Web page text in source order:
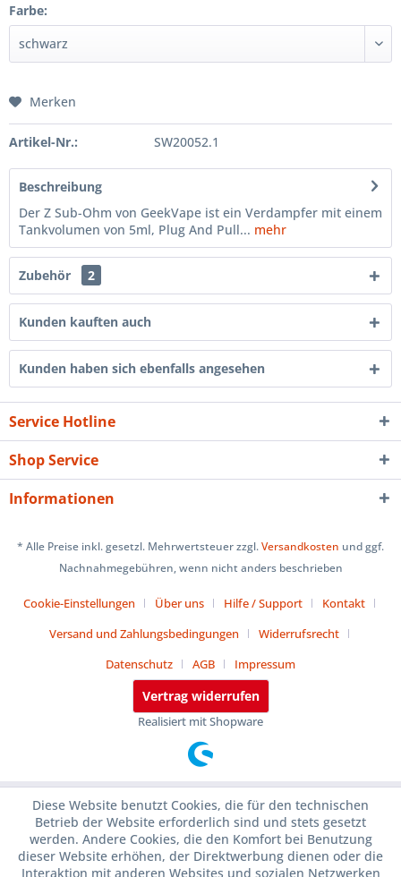
Farbe:
Merken
Artikel-Nr.: SW20052.1
Beschreibung
Der Z Sub-Ohm von GeekVape ist ein Verdampfer mit einem
Tankvolumen von 5ml, Plug And Pull... mehr
Zubehör 2
Kunden kauften auch
Kunden haben sich ebenfalls angesehen
Service Hotline
Shop Service
Informationen
* Alle Preise inkl. gesetzl. Mehrwertsteuer zzgl.Versandkosten und ggf.
Nachnahmegebühren, wenn nicht anders beschrieben
Cookie-Einstellungen Über uns Hilfe / Support
Kontakt
Versand und Zahlungsbedingungen
Widerrufsrecht
Datenschutz
AGB Impressum
Vertrag widerrufen
Realisiert mit Shopware
Diese Website benutzt Cookies, die für den technischen
Betrieb der Website erforderlich sind und stets gesetzt
werden. Andere Cookies, die den Komfort bei Benutzung
dieser Website erhöhen, der Direktwerbung dienen oder die
Interaktion mit anderen Websites und sozialen Netzwerken